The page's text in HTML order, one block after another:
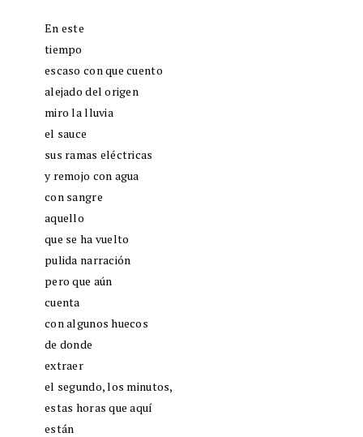
En este
tiempo
escaso con que cuento
alejado del origen
miro la lluvia
el sauce
sus ramas eléctricas
y remojo con agua
con sangre
aquello
que se ha vuelto
pulida narración
pero que aún
cuenta
con algunos huecos
de donde
extraer
el segundo, los minutos,
estas horas que aquí
están